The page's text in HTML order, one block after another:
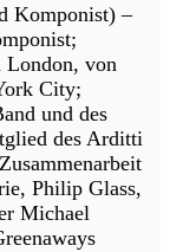
Komponist) –
von
City;
und des
des Arditti
Philip Glass,
Michael